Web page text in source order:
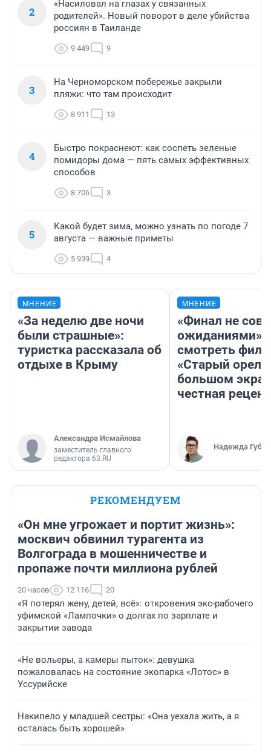
2
«Насиловал на глазах у связанных
родителей». Новый поворот в деле убийства
россиян в Таиланде
9 449 9
3
На Черноморском побережье закрыли
пляжи: что там происходит
8 911 13
4
Быстро покраснеют: как соспеть зеленые
помидоры дома — пять самых эффективных
способов
8 706 3
5
Какой будет зима, можно узнать по погоде 7
августа — важные приметы
5 939 4
МНЕНИЕ
«За неделю две ночи
были страшные»:
туристка рассказала об
отдыхе в Крыму
Александра Исмайлова
заместитель главного
редактора 63.RU
МНЕНИЕ
«Финал не
ожиданиями»:
смотреть
«Старый орел»
большом
честная
Надежда
РЕКОМЕНДУЕМ
«Он мне угрожает и портит жизнь»:
москвич обвинил турагента из
Волгограда в мошенничестве и
пропаже почти миллиона рублей
20 часов 12 116 20
«Я потерял жену, детей, всё»: откровения экс-рабочего
уфимской «Лампочки» о долгах по зарплате и
закрытии завода
«Не вольеры, а камеры пыток»: девушка
пожаловалась на состояние экопарка «Лотос» в
Уссурийске
Накипело у младшей сестры: «Она уехала жить, а я
осталась быть хорошей»